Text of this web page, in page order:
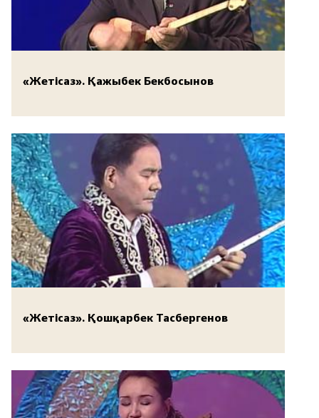
«Жетісаз». Қажыбек Бекбосынов
«Жетісаз». Қошқарбек Тасбергенов